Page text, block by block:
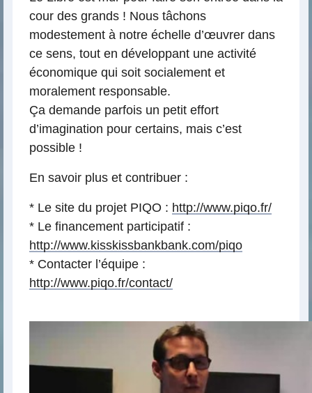
cour des grands ! Nous tâchons
modestement à notre échelle d’œuvrer dans
ce sens, tout en développant une activité
économique qui soit socialement et
moralement responsable.
Ça demande parfois un petit effort
d’imagination pour certains, mais c’est
possible !
En savoir plus et contribuer :
* Le site du projet PIQO : http://www.piqo.fr/
* Le financement participatif :
http://www.kisskissbankbank.com/piqo
* Contacter l’équipe :
http://www.piqo.fr/contact/